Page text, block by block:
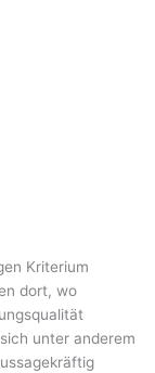
Kriterium
dort, wo
unter anderem